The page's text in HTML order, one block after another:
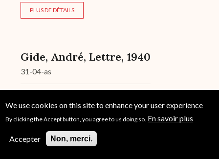
PLUS DE DÉTAILS
Gide, André, Lettre, 1940
31-04-as
05/06/1940 – 1 feuillet manuscrit
PLUS DE DÉTAILS
We use cookies on this site to enhance your user experience
By clicking the Accept button, you agree to us doing so. En savoir plus
Accepter Non, merci.